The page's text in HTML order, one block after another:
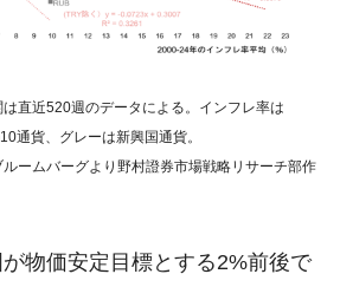
は直近520週のデータによる。インフレ率は
通貨、グレーは新興国通貨。
ルームバーグより野村證券市場戦略リサーチ部作
物価安定目標とする2%前後で